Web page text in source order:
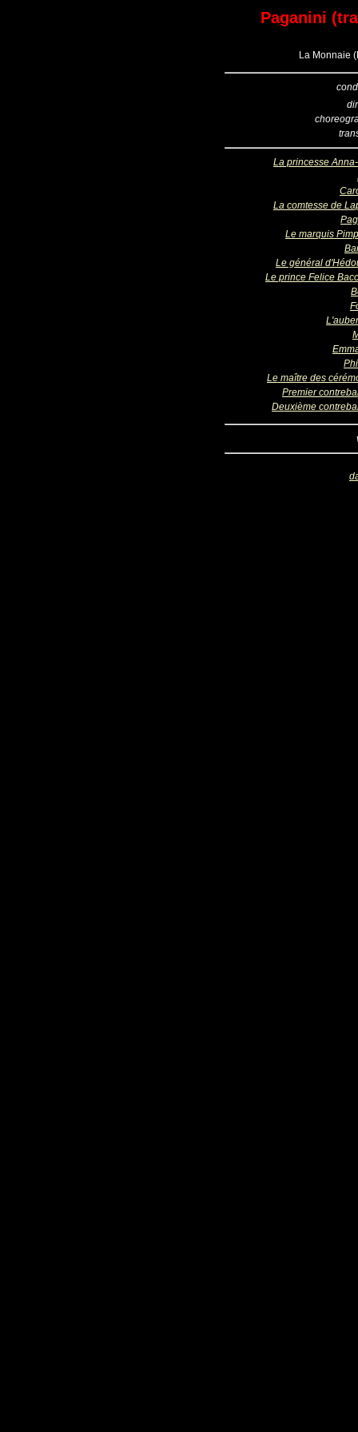
Paganini
La Monnaie
La princesse
La comtesse de
Le marquis
Le général
Le prince Felice
Le maître des
Premier
Deuxième